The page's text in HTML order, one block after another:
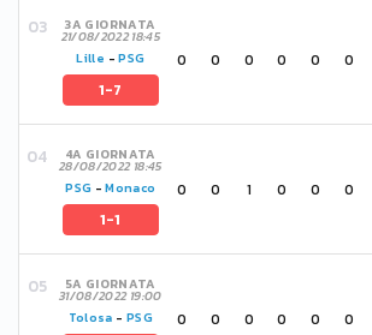
3A GIORNATA
21/08/2022 18:45
Lille -PSG
1-7
0 0 0 0 0 0
4A GIORNATA
28/08/2022 18:45
PSG -Monaco
1-1
0 0 1 0 0 0
5A GIORNATA
31/08/2022 19:00
Tolosa - PSG 0 0 0 0 0 0